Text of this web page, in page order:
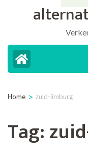
Home > zuid-limburg
Tag: